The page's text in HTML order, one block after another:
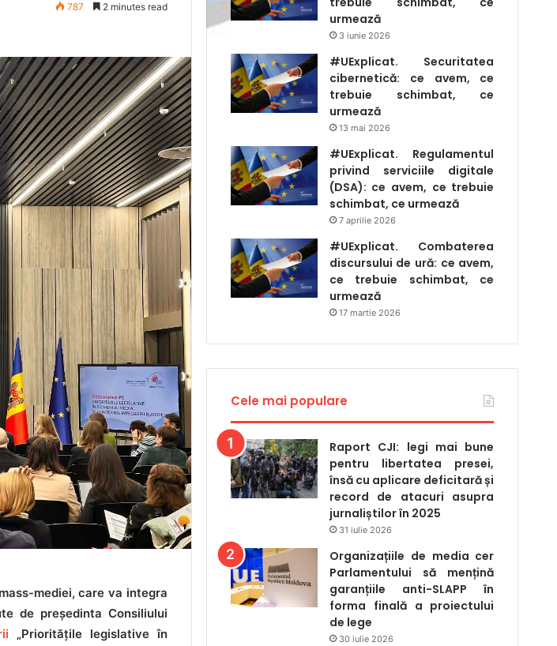
787 2 minutes read
mediei, care va integra
de președinta Consiliului
„Prioritățile legislative în
urmează
3 iunie 2026
#UExplicat. Securitatea
cibernetică: ce avem, ce
trebuie schimbat, ce
urmează
13 mai 2026
#UExplicat. Regulamentul
privind serviciile digitale
(DSA): ce avem, ce trebuie
schimbat, ce urmează
7 aprilie 2026
#UExplicat. Combaterea
discursului de ură: ce avem,
ce trebuie schimbat, ce
urmează
17 martie 2026
Cele mai populare
Raport CJI: legi mai bune
pentru libertatea presei,
însă cu aplicare deficitară și
record de atacuri asupra
jurnaliștilor în 2025
31 iulie 2026
Organizațiile de media cer
Parlamentului să mențină
garanțiile anti-SLAPP în
forma finală a proiectului
de lege
30 iulie 2026